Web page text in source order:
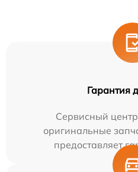
Гарантия
Сервисный
оригинальные
предоставляет